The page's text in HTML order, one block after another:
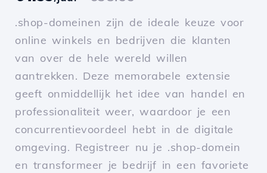
.shop-domeinen zijn de ideale keuze voor
online winkels en bedrijven die klanten
van over de hele wereld willen
aantrekken. Deze memorabele extensie
geeft onmiddellijk het idee van handel en
professionaliteit weer, waardoor je een
concurrentievoordeel hebt in de digitale
omgeving. Registreer nu je .shop-domein
en transformeer je bedrijf in een favoriete